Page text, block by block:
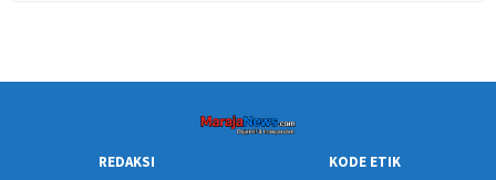
REDAKSI KODE ETIK